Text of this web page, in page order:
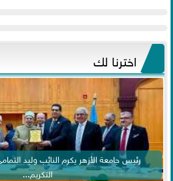
اخترنا لك
رئيس جامعة الأزهر يكرم النائب وليد
التكريم...